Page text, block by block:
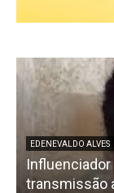
EDENEVALDO ALVES
transmissão